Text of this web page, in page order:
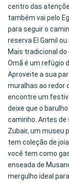
centro das
também vai pelo
para seguir o
reserva El Gamil
Mais tradicional
Omã é um refúgio
Aproveite a sua
muralhas ao redor
encontre um
deixe que o
caminho. Antes de
Zubair, um museu
tem coleção de
você tem como
enseada de
mergulho ideal